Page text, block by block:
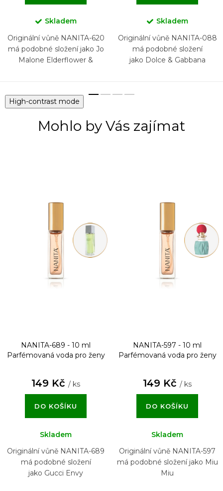
Skladem
Originální vůně NANITA-620
má podobné složení jako Jo
Malone Elderflower &
Skladem
Originální vůně NANITA-088
má podobné složení
jako Dolce & Gabbana
High-contrast mode
Mohlo by Vás zajímat
NANITA-689 - 10 ml
Parfémovaná voda pro ženy
149 Kč / ks
DO KOŠÍKU
Skladem
Originální vůně NANITA-689
má podobné složení
jako Gucci Envy
NANITA-597 - 10 ml
Parfémovaná voda pro ženy
149 Kč / ks
DO KOŠÍKU
Skladem
Originální vůně NANITA-597
má podobné složení jako Miu
Miu